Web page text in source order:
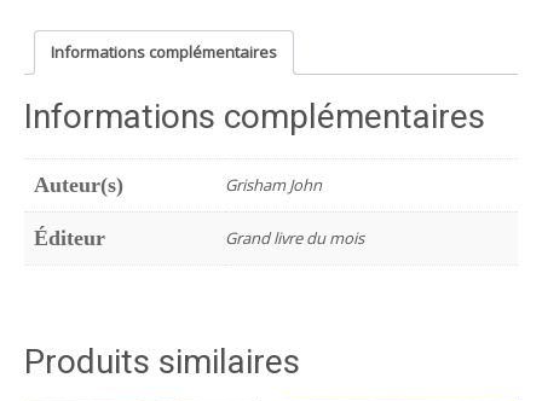
cette
annéeInformations complémentaires
Informations complémentaires
Auteur(s) Grisham John
Éditeur Grand livre du mois
Produits similaires